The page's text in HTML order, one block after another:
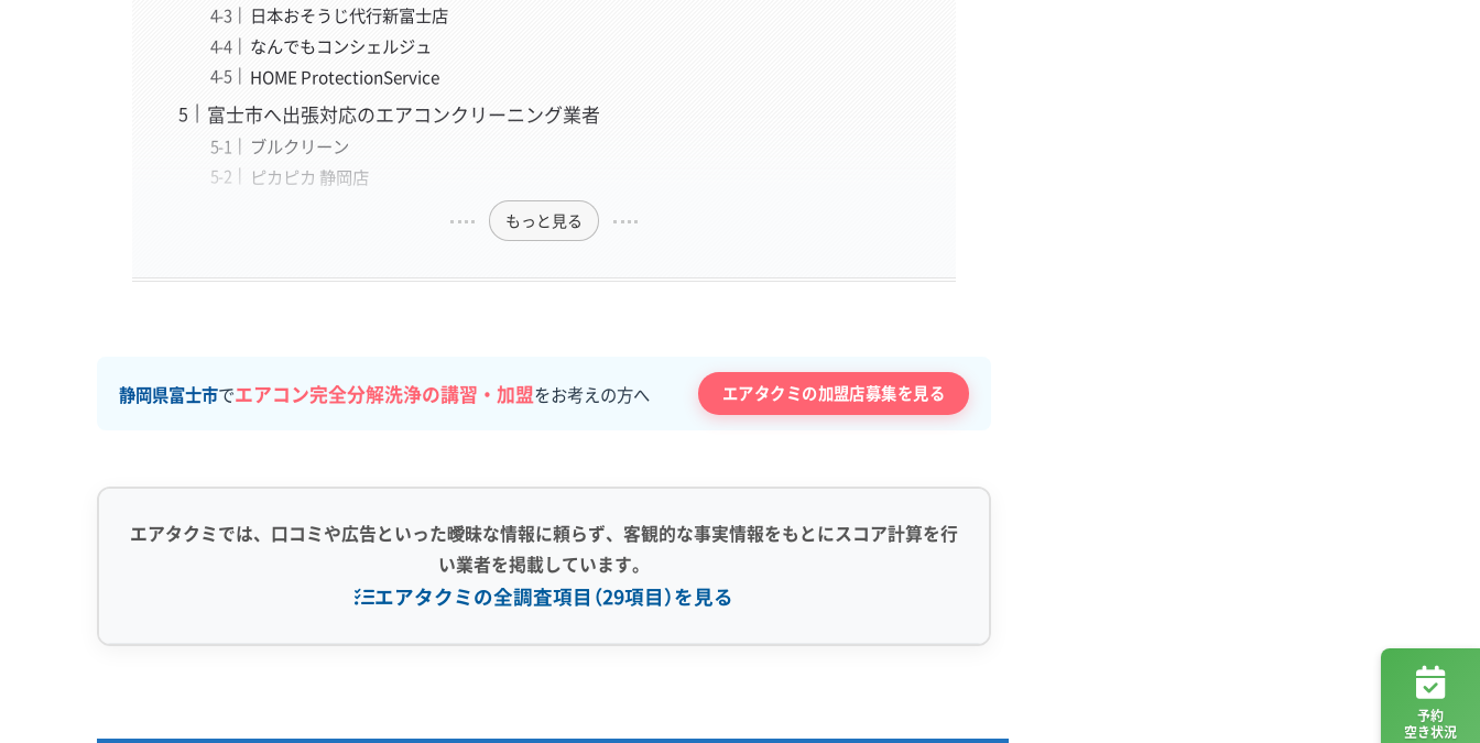
日本おそうじ代行新富士店
なんでもコンシェルジュ
HOME ProtectionService
富士市へ出張対応のエアコンクリーニング業者
ブルクリーン
ピカピカ 静岡店
もっと見る
静岡県富士市でエアコン完全分解洗浄の講習・加盟をお考えの方へ エアタクミの加盟店募集を見る
エアタクミでは、口コミや広告といった曖昧な情報に頼らず、客観的な事実情報をもとにスコア計算を行
い業者を掲載しています。
エアタクミの全調査項目（29項目）を見る
完全分解洗浄
部分クリーニング
保証付き
アフターフォロー
定額料金 複数台割引
初回割引
予約
空き状況